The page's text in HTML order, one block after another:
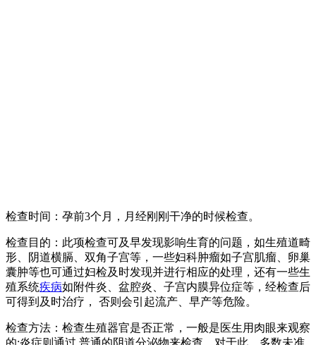
检查时间：孕前3个月，月经刚刚干净的时候检查。
检查目的：此项检查可及早发现影响生育的问题，如生殖道畸
形、阴道横膈、双角子宫等，一些妇科肿瘤如子宫肌瘤、卵巢
囊肿等也可通过妇检及时发现并进行相应的处理，还有一些生
殖系统疾病如附件炎、盆腔炎、子宫内膜异位症等，经检查后
可得到及时治疗， 否则会引起流产、早产等危险。
检查方法：检查生殖器官是否正常，一般是医生用肉眼来观察